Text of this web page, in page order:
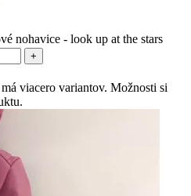
nohavice - look up at the stars
viacero variantov. Možnosti si